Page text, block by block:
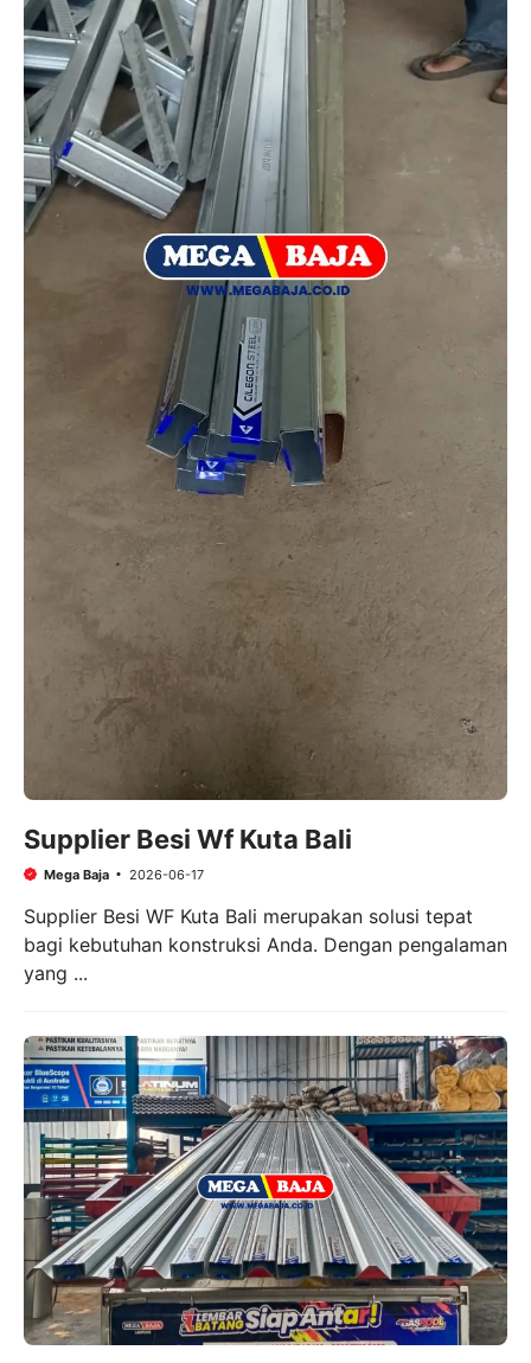
Supplier Besi Wf Kuta Bali
Mega Baja 2026-06-17
Supplier Besi WF Kuta Bali merupakan solusi tepat
bagi kebutuhan konstruksi Anda. Dengan pengalaman
yang ...